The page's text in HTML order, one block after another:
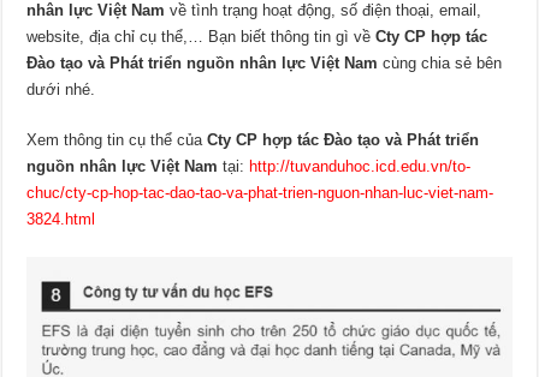
nhân lực Việt Nam về tình trạng hoạt động, số điện thoại, email,
website, địa chỉ cụ thể,… Bạn biết thông tin gì vềCty CP hợp tác
Đào tạo và Phát triển nguồn nhân lực Việt Nam cùng chia sẻ bên
dưới nhé.
Xem thông tin cụ thể củaCty CP hợp tác Đào tạo và Phát triển
nguồn nhân lực Việt Nam tại: http://tuvanduhoc.icd.edu.vn/to-
chuc/cty-cp-hop-tac-dao-tao-va-phat-trien-nguon-nhan-luc-viet-nam-
3824.html